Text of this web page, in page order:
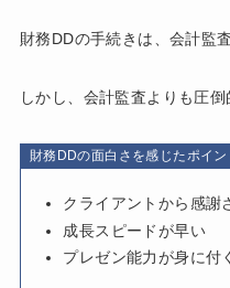
財務DDの手続きは、会計監
しかし、会計監査よりも圧倒
財務DDの面白さを感じたポイン
クライアントから感謝
成長スピードが早い
プレゼン能力が身に付く